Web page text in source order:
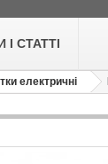
СТАТТІ
електричні